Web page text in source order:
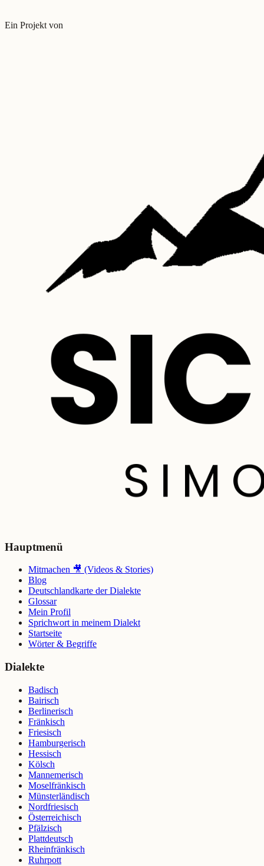
Ein Projekt von
Hauptmenü
Mitmachen 🎥 (Videos & Stories)
Blog
Deutschlandkarte der Dialekte
Glossar
Mein Profil
Sprichwort in meinem Dialekt
Startseite
Wörter & Begriffe
Dialekte
Badisch
Bairisch
Berlinerisch
Fränkisch
Friesisch
Hamburgerisch
Hessisch
Kölsch
Mannemerisch
Moselfränkisch
Münsterländisch
Nordfriesisch
Österreichisch
Pfälzisch
Plattdeutsch
Rheinfränkisch
Ruhrpott